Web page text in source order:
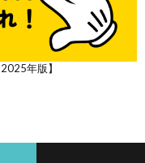
年版】